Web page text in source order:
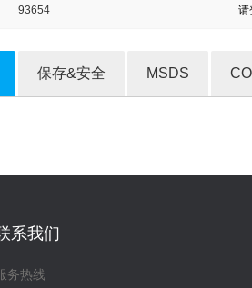
93654 请
保存&安全 MSDS
系我们
务热线